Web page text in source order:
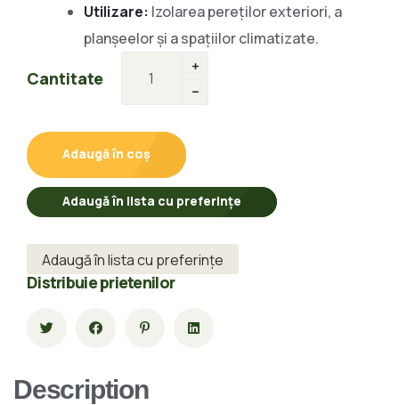
Utilizare: Izolarea pereților exteriori, a
planșeelor și a spațiilor climatizate.
Cantitate
Adaugă în coș
Adaugă în lista cu preferințe
Adaugă în lista cu preferințe
Distribuie prietenilor
Description